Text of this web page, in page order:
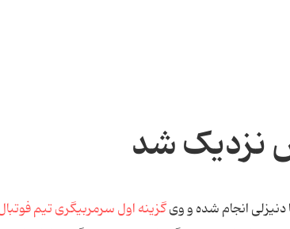
نزدیک شد
انجام شده و ویگزینه اول سرمربیگری تیم